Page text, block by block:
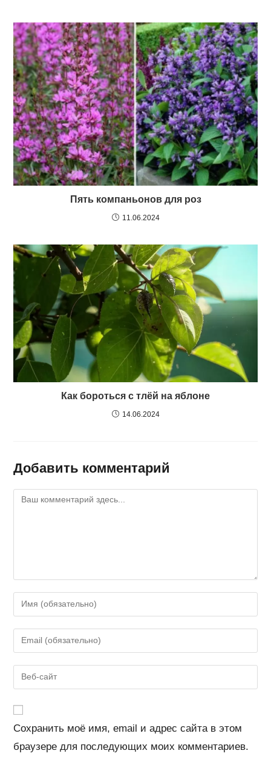
Пять компаньонов для роз
11.06.2024
Как бороться с тлёй на яблоне
14.06.2024
Добавить комментарий
Комментарий
Введите
свое
имя
или
пользователя,
чтобы
прокомментировать
Введите
свой
email-
адрес,
Введите
URL
веб-
сайта
(необязательно)
Сохранить моё имя, email и адрес сайта в этом
браузере для последующих моих комментариев.